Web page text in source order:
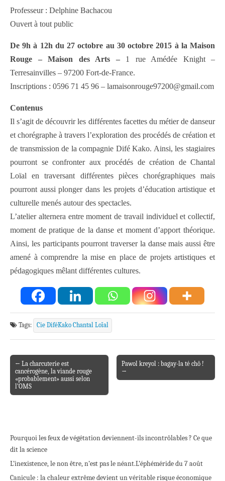
Professeur : Delphine Bachacou
Ouvert à tout public
De 9h à 12h du 27 octobre au 30 octobre 2015 à la Maison
Rouge – Maison des Arts –1 rue Amédée Knight –
Terresainvilles – 97200 Fort-de-France.
Inscriptions : 0596 71 45 96 – lamaisonrouge97200@gmail.com
Contenus
Il s’agit de découvrir les différentes facettes du métier de danseur
et chorégraphe à travers l’exploration des procédés de création et
de transmission de la compagnie Difé Kako. Ainsi, les stagiaires
pourront se confronter aux procédés de création de Chantal
Loïal en traversant différentes pièces chorégraphiques mais
pourront aussi plonger dans les projets d’éducation artistique et
culturelle menés autour des spectacles.
L’atelier alternera entre moment de travail individuel et collectif,
moment de pratique de la danse et moment d’apport théorique.
Ainsi, les participants pourront traverser la danse mais aussi être
amené à comprendre la mise en place de projets artistiques et
pédagogiques mêlant différentes cultures.
Tags: Cie DiféKako Chantal Loïal
Post navigation
← La charcuterie est
cancérogène, la viande rouge
«probablement» aussi selon
l’OMS
Pawol kreyol : bagay-la té chô !
→
Pourquoi les feux de végétation deviennent-ils incontrôlables ? Ce que
dit la science
L’inexistence, le non être, n’est pas le néant.L’éphéméride du 7 août
Canicule : la chaleur extrême devient un véritable risque économique